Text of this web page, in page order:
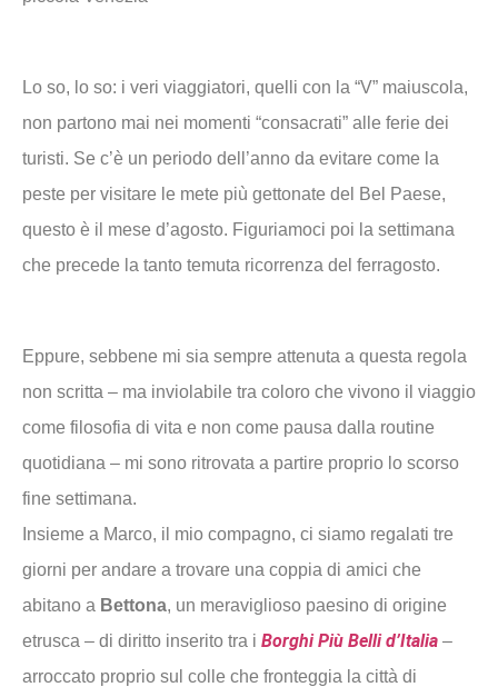
Lo so, lo so: i veri viaggiatori, quelli con la “V” maiuscola,
non partono mai nei momenti “consacrati” alle ferie dei
turisti. Se c’è un periodo dell’anno da evitare come la
peste per visitare le mete più gettonate del Bel Paese,
questo è il mese d’agosto. Figuriamoci poi la settimana
che precede la tanto temuta ricorrenza del ferragosto.
Eppure, sebbene mi sia sempre attenuta a questa regola
non scritta – ma inviolabile tra coloro che vivono il viaggio
come filosofia di vita e non come pausa dalla routine
quotidiana – mi sono ritrovata a partire proprio lo scorso
fine settimana.
Insieme a Marco, il mio compagno, ci siamo regalati tre
giorni per andare a trovare una coppia di amici che
abitano a Bettona, un meraviglioso paesino di origine
etrusca – di diritto inserito tra i Borghi Più Belli d’Italia –
arroccato proprio sul colle che fronteggia la città di